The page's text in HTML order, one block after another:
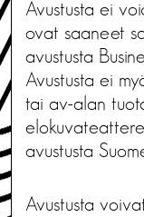
Avustusta ei
ovat saaneet
avustusta
Avustusta ei
tai av-alan
avustusta
Avustusta